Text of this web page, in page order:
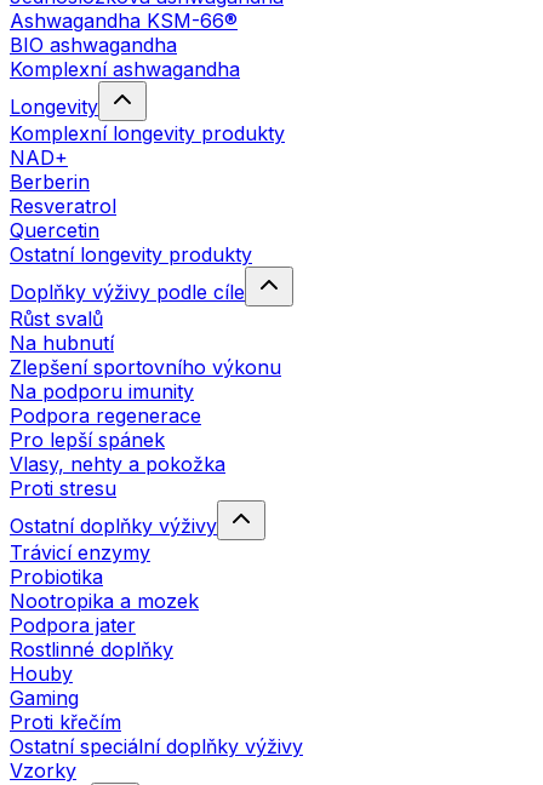
Ashwagandha KSM-66®
BIO ashwagandha
Komplexní ashwagandha
Longevity
Komplexní longevity produkty
NAD+
Berberin
Resveratrol
Quercetin
Ostatní longevity produkty
Doplňky výživy podle cíle
Růst svalů
Na hubnutí
Zlepšení sportovního výkonu
Na podporu imunity
Podpora regenerace
Pro lepší spánek
Vlasy, nehty a pokožka
Proti stresu
Ostatní doplňky výživy
Trávicí enzymy
Probiotika
Nootropika a mozek
Podpora jater
Rostlinné doplňky
Houby
Gaming
Proti křečím
Ostatní speciální doplňky výživy
Vzorky